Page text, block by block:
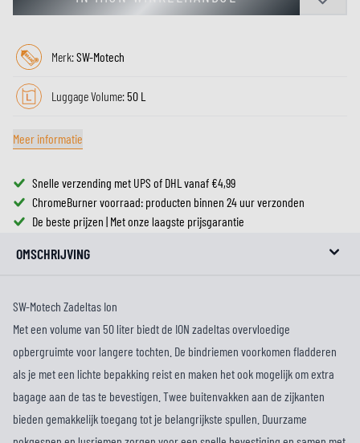
Merk:SW-Motech
Luggage Volume:50 L
Meer informatie
Snelle verzending met UPS of DHL vanaf €4,99
ChromeBurner voorraad: producten binnen 24 uur verzonden
De beste prijzen | Met onze laagste prijsgarantie
OMSCHRIJVING
SW-Motech Zadeltas Ion
Met een volume van 50 liter biedt de ION zadeltas overvloedige
opbergruimte voor langere tochten. De bindriemen voorkomen fladderen
als je met een lichte bepakking reist en maken het ook mogelijk om extra
bagage aan de tas te bevestigen. Twee buitenvakken aan de zijkanten
bieden gemakkelijk toegang tot je belangrijkste spullen. Duurzame